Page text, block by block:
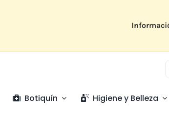
Botiquín Higiene y Belleza